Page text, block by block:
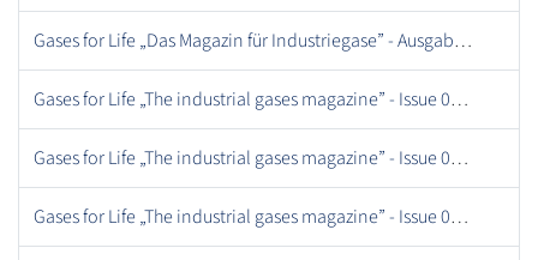
Gases for Life „Das Magazin für Industriegase” - Ausgabe 26, Dezember 2018.pdf
Gases for Life „The industrial gases magazine” - Issue 06, Ju 2012 .pdf
Gases for Life „The industrial gases magazine” - Issue 08, February 2013 .pdf
Gases for Life „The industrial gases magazine” - Issue 03, September 2011 .pdf